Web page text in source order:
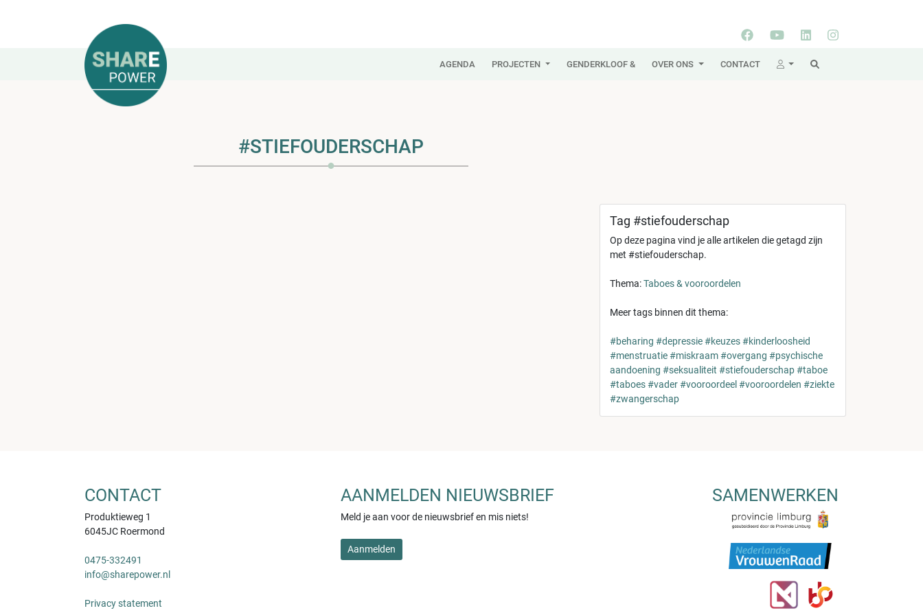
AGENDA PROJECTEN GENDERKLOOF & OVER ONS CONTACT
#STIEFOUDERSCHAP
Tag #stiefouderschap
Op deze pagina vind je alle artikelen die getagd zijn
met #stiefouderschap.
Thema:Taboes & vooroordelen
Meer tags binnen dit thema:
#beharing #depressie #keuzes #kinderloosheid
#menstruatie #miskraam #overgang #psychische
aandoening #seksualiteit #stiefouderschap #taboe
#taboes #vader #vooroordeel #vooroordelen #ziekte
#zwangerschap
CONTACT
Produktieweg 1
6045JC Roermond
0475-332491
info@sharepower.nl
Privacy statement
AANMELDEN NIEUWSBRIEF
Meld je aan voor de nieuwsbrief en mis niets!
Aanmelden
SAMENWERKEN